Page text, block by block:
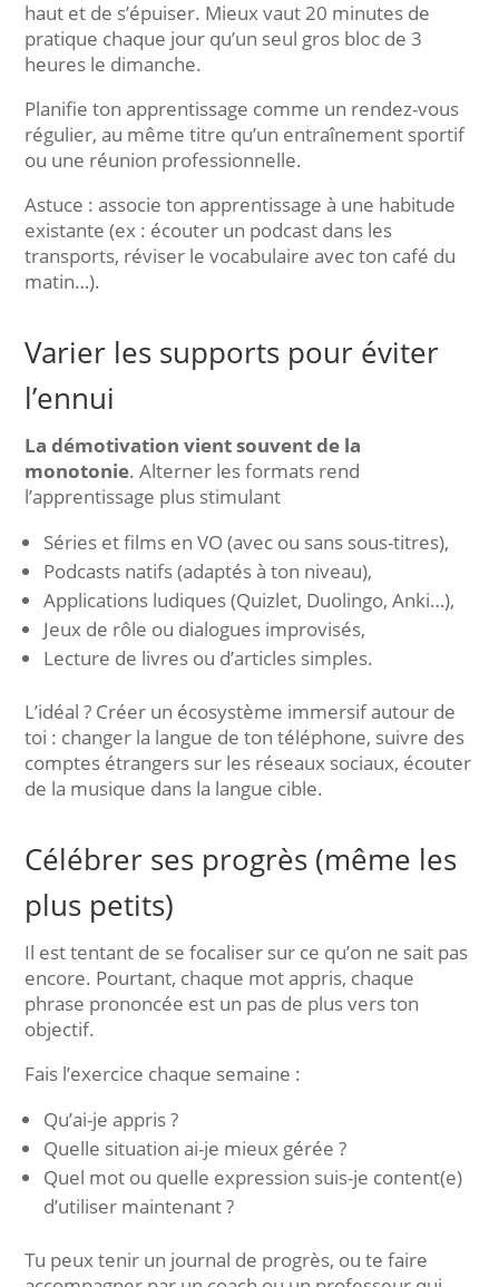
haut et de s’épuiser. Mieux vaut 20 minutes de
pratique chaque jour qu’un seul gros bloc de 3
heures le dimanche.
Planifie ton apprentissage comme un rendez-vous
régulier, au même titre qu’un entraînement sportif
ou une réunion professionnelle.
Astuce : associe ton apprentissage à une habitude
existante (ex : écouter un podcast dans les
transports, réviser le vocabulaire avec ton café du
matin…).
Varier les supports pour éviter
l’ennui
La démotivation vient souvent de la
monotonie. Alterner les formats rend
l’apprentissage plus stimulant
Séries et films en VO (avec ou sans sous-titres),
Podcasts natifs (adaptés à ton niveau),
Applications ludiques (Quizlet, Duolingo, Anki…),
Jeux de rôle ou dialogues improvisés,
Lecture de livres ou d’articles simples.
L’idéal ? Créer un écosystème immersif autour de
toi : changer la langue de ton téléphone, suivre des
comptes étrangers sur les réseaux sociaux, écouter
de la musique dans la langue cible.
Célébrer ses progrès (même les
plus petits)
Il est tentant de se focaliser sur ce qu’on ne sait pas
encore. Pourtant, chaque mot appris, chaque
phrase prononcée est un pas de plus vers ton
objectif.
Fais l’exercice chaque semaine :
Qu’ai-je appris ?
Quelle situation ai-je mieux gérée ?
Quel mot ou quelle expression suis-je content(e)
d’utiliser maintenant ?
Tu peux tenir un journal de progrès, ou te faire